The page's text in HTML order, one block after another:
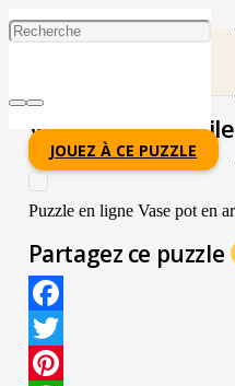
Vase Pot En
JOUEZ À CE PUZZLE
Puzzle en ligne Vase pot en
Partagez ce puzzle
Facebook
Twitter